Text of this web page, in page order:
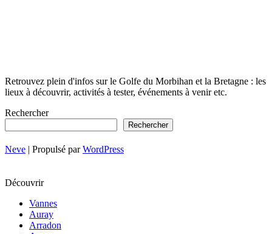
Retrouvez plein d'infos sur le Golfe du Morbihan et la Bretagne : les
lieux à découvrir, activités à tester, événements à venir etc.
Rechercher
Rechercher
Neve | Propulsé parWordPress
Découvrir
Vannes
Auray
Arradon